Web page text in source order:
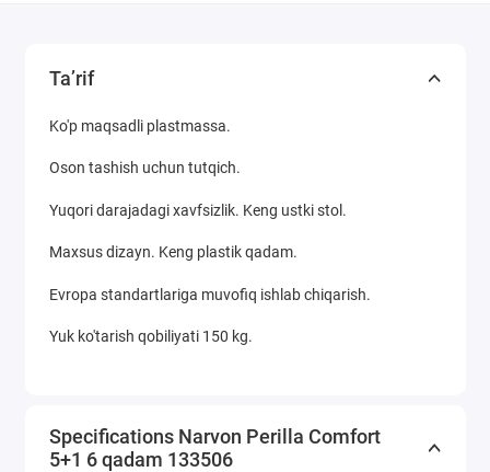
Ta’rif
Ko'p maqsadli plastmassa.
Oson tashish uchun tutqich.
Yuqori darajadagi xavfsizlik. Keng ustki stol.
Maxsus dizayn. Keng plastik qadam.
Evropa standartlariga muvofiq ishlab chiqarish.
Yuk ko'tarish qobiliyati 150 kg.
Specifications Narvon Perilla Comfort
5+1 6 qadam 133506